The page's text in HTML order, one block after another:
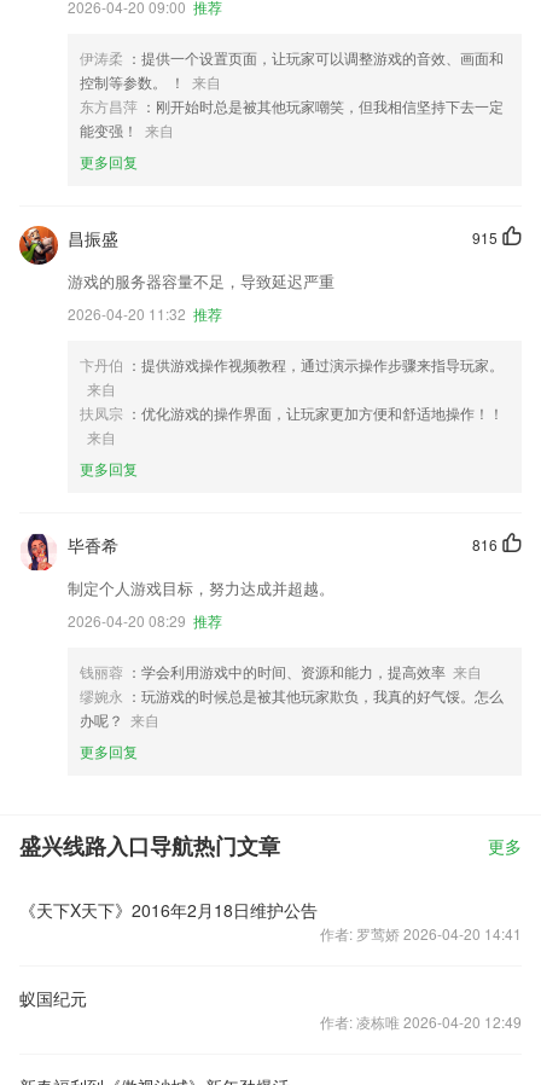
2026-04-20 09:00 推荐
伊涛柔 ：提供一个设置页面，让玩家可以调整游戏的音效、画面和
控制等参数。 ！
来自
东方昌萍 ：刚开始时总是被其他玩家嘲笑，但我相信坚持下去一定
能变强！
来自
更多回复
915
昌振盛
游戏的服务器容量不足，导致延迟严重
2026-04-20 11:32 推荐
卞丹伯 ：提供游戏操作视频教程，通过演示操作步骤来指导玩家。
来自
扶凤宗 ：优化游戏的操作界面，让玩家更加方便和舒适地操作！！
来自
更多回复
816
毕香希
制定个人游戏目标，努力达成并超越。
2026-04-20 08:29 推荐
钱丽蓉 ：学会利用游戏中的时间、资源和能力，提高效率 来自
缪婉永 ：玩游戏的时候总是被其他玩家欺负，我真的好气馁。怎么
办呢？ 来自
更多回复
盛兴线路入口导航热门文章 更多
《天下X天下》2016年2月18日维护公告
作者: 罗莺娇 2026-04-20 14:41
蚁国纪元
作者: 凌栋唯 2026-04-20 12:49